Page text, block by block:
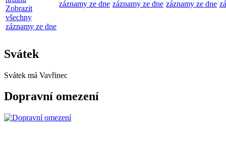
Zobrazit
všechny
záznamy ze dne
záznamy ze dne záznamy ze dne záznamy ze dne
Svátek
Svátek má Vavřinec
Dopravní omezení